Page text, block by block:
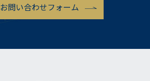
お問い合わせフォーム